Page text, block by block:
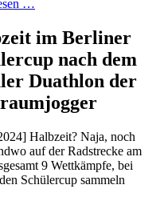
…
im Berliner
nach dem
Duathlon der
Halbzeit? Naja, noch
auf der Radstrecke am
9 Wettkämpfe, bei
Schülercup sammeln